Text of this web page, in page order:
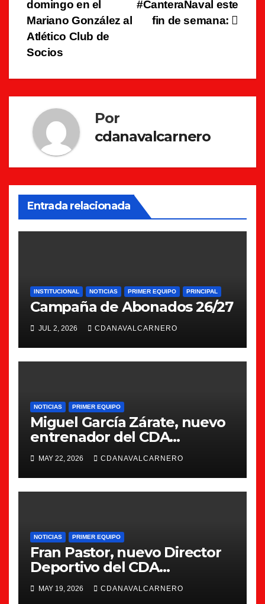
entradas
#CanteraNaval este
fin de semana:
domingo en el
Mariano González al
Atlético Club de
Socios
Por
cdanavalcarnero
Entrada relacionada
INSTITUCIONAL NOTICIAS PRIMER EQUIPO PRINCIPAL
Campaña de Abonados 26/27
JUL 2, 2026 CDANAVALCARNERO
NOTICIAS PRIMER EQUIPO
Miguel García Zárate, nuevo
entrenador del CDA
Navalcarnero
MAY 22, 2026 CDANAVALCARNERO
NOTICIAS PRIMER EQUIPO
Fran Pastor, nuevo Director
Deportivo del CDA
Navalcarnero
MAY 19, 2026 CDANAVALCARNERO